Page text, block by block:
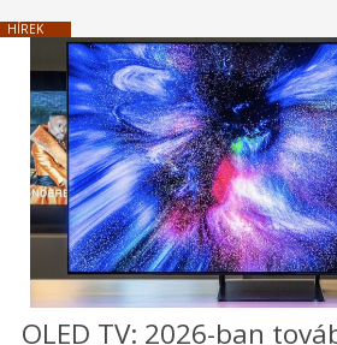
HÍREK
OLED TV: 2026-ban